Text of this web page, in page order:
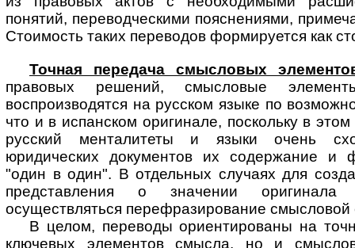
понятий, переводческими пояснениями,
Стоимость таких переводов формируется как
Точная передача смысловых
правовых решений, смысловые
воспроизводятся на русском языке по
что и в испанском оригинале, поскольку в
русский менталитеты и языки очень
юридических документов их содержание и
"один в один". В отдельных случаях для
представления о значении
осуществляться перефразирование смысловой
В целом, переводы ориентированы на
ключевых элементов смысла, но и